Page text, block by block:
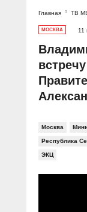
Главная ТВ
МОСКВА 11
Москва
Республика
ЭКЦ